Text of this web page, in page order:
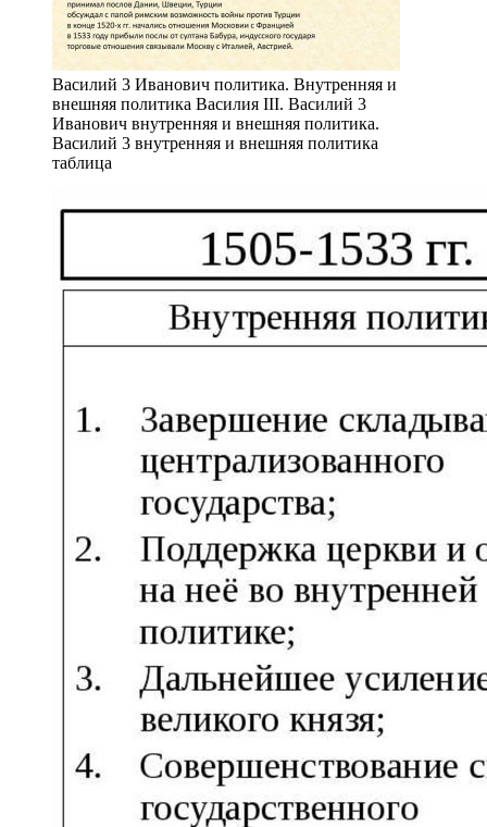
Василий 3 Иванович политика. Внутренняя и
внешняя политика Василия III. Василий 3
Иванович внутренняя и внешняя политика.
Василий 3 внутренняя и внешняя политика
таблица